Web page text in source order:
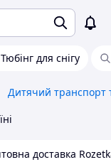
Тюбінг для снігу
Дитячий транспорт
доставка